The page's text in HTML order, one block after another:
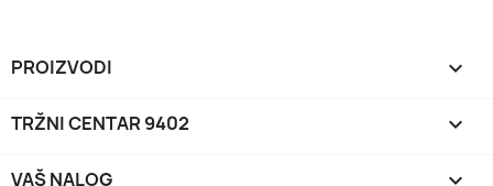
PROIZVODI 
TRŽNI CENTAR 9402 
VAŠ NALOG